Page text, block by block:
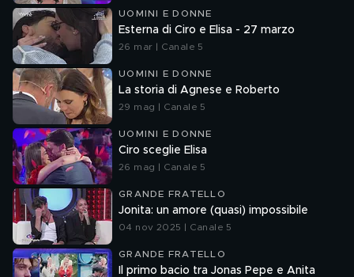
UOMINI E DONNE
Esterna di Ciro e Elisa - 27 marzo
26 mar | Canale 5
UOMINI E DONNE
La storia di Agnese e Roberto
29 mag | Canale 5
UOMINI E DONNE
Ciro sceglie Elisa
26 mag | Canale 5
GRANDE FRATELLO
Jonita: un amore (quasi) impossibile
04 nov 2025 | Canale 5
GRANDE FRATELLO
Il primo bacio tra Jonas Pepe e Anita